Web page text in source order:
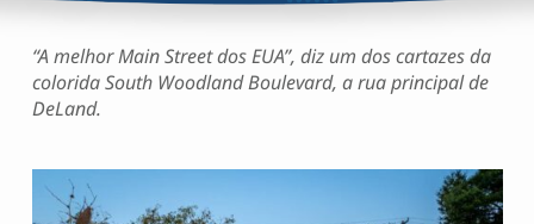
“A melhor Main Street dos EUA”, diz um dos cartazes da
colorida South Woodland Boulevard, a rua principal de
DeLand.